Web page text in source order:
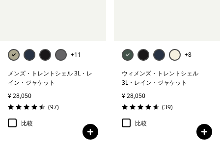
+11
メンズ・トレントシェル 3L・レ
イン・ジャケット
¥ 28,050
評価: 4.4 / 5
(97レビュー
)
比較
+8
ウィメンズ・トレントシェル
3L・レイン・ジャケット
¥ 28,050
評価: 4.6 / 5
(39レビュー
)
比較